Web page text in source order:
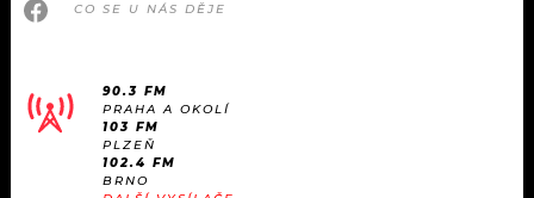
CO SE U NÁS DĚJE
90.3 FM
PRAHA A OKOLÍ
103 FM
PLZEŇ
102.4 FM
BRNO